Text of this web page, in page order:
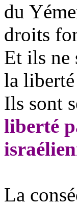
du
droits
Et ils ne
la liberté
Ils sont
liberté
La